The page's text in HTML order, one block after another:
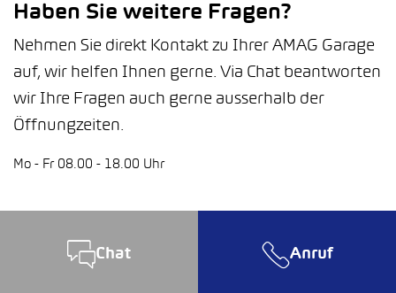
Haben Sie weitere Fragen?
Nehmen Sie direkt Kontakt zu Ihrer AMAG Garage
auf, wir helfen Ihnen gerne. Via Chat beantworten
wir Ihre Fragen auch gerne ausserhalb der
Öffnungzeiten.
Mo - Fr 08.00 - 18.00 Uhr
Chat Anruf